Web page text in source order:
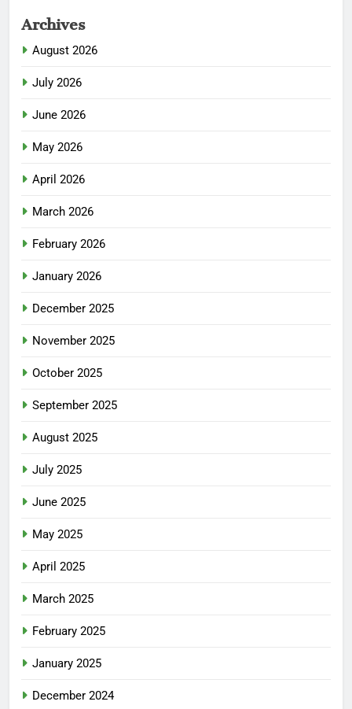
Archives
August 2026
July 2026
June 2026
May 2026
April 2026
March 2026
February 2026
January 2026
December 2025
November 2025
October 2025
September 2025
August 2025
July 2025
June 2025
May 2025
April 2025
March 2025
February 2025
January 2025
December 2024